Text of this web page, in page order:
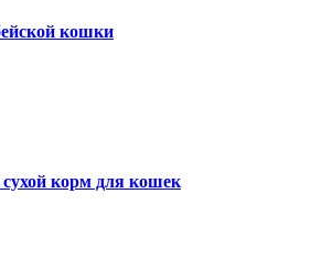
кошки
корм для кошек